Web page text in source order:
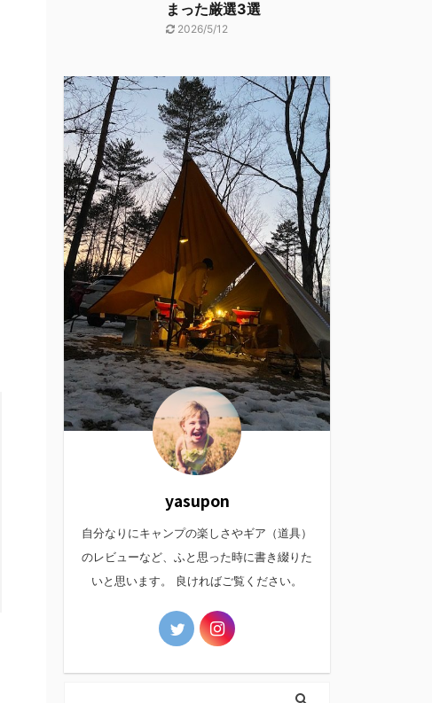
まった厳選3選
2026/5/12
yasupon
自分なりにキャンプの楽しさやギア（道具）
のレビューなど、ふと思った時に書き綴りた
いと思います。 良ければご覧ください。